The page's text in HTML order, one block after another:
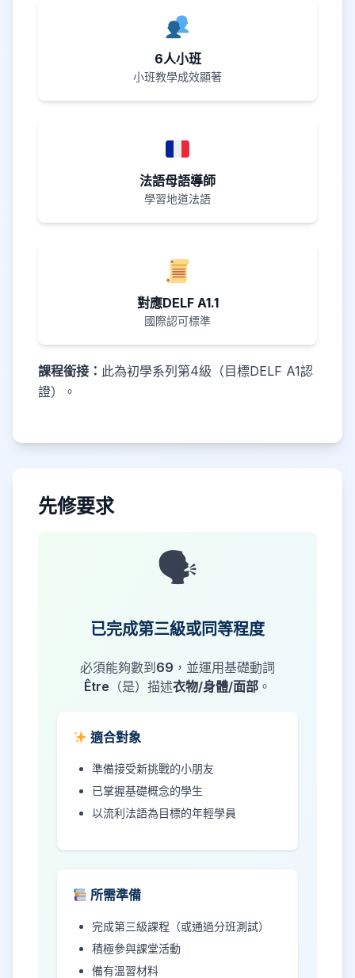
6人小班
小班教學成效顯著
法語母語導師
學習地道法語
對應DELF A1.1
國際認可標準
課程銜接： 此為初學系列第4級（目標DELF A1認
證）。
先修要求
🗣
已完成第三級或同等程度
必須能夠數到 69 ，並運用基礎動詞
Être （是）描述衣物/身體/面部 。
適合對象
準備接受新挑戰的小朋友
已掌握基礎概念的學生
以流利法語為目標的年輕學員
所需準備
完成第三級課程（或通過分班測試）
積極參與課堂活動
備有溫習材料